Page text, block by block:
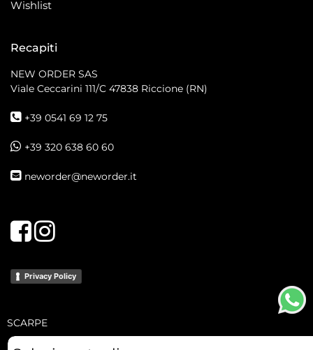
SCARPE
Wishlist
Recapiti
NEW ORDER SAS
Viale Ceccarini 111/C 47838 Riccione (RN)
+39 0541 69 12 75
+39 320 638 60 60
neworder@neworder.it
FacebookInstagram
Privacy Policy